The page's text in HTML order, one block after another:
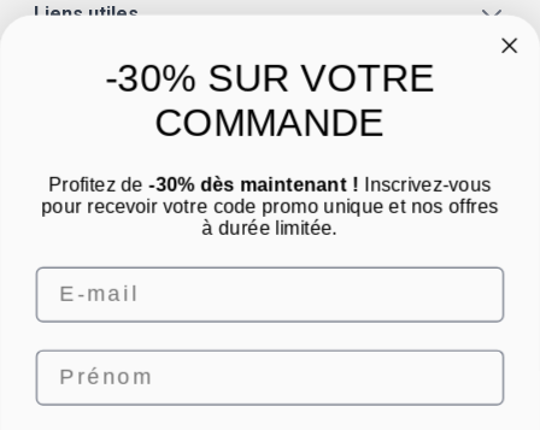
Liens utiles
Nous contacter par email
-30% SUR VOTRE
COMMANDE
Profitez de -30% dès maintenant ! Inscrivez-vous
pour recevoir votre code promo unique et nos offres
à durée limitée.
Email
Prénom